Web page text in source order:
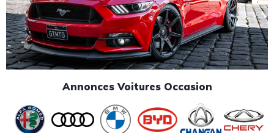
Annonces Voitures Occasion